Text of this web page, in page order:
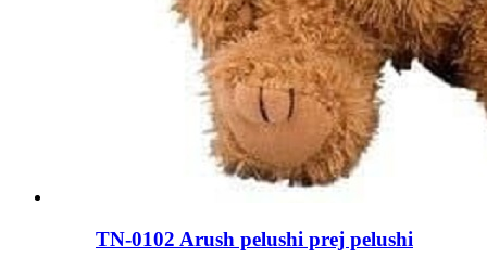
TN-0102 Arush pelushi prej pelushi